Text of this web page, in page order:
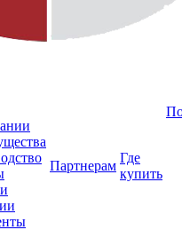
Партнерам
Где
купить